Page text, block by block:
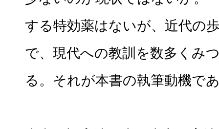
する特効薬はないが、近代の
で、現代への教訓を数多くみ
る。それが本書の執筆動機で